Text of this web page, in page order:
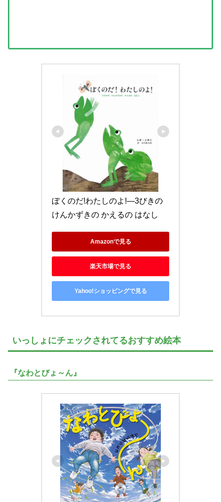
ぼくのだ!わたしのよ!―3びきの
けんかずきの かえるの はなし
Amazonで見る
楽天市場で見る
Yahoo!ショッピングで見る
いっしょにチェックされてるおすすめ絵本
『なわとびょ～ん』